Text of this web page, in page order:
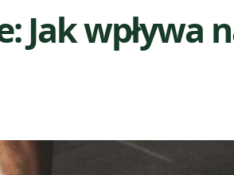
Jak wpływa